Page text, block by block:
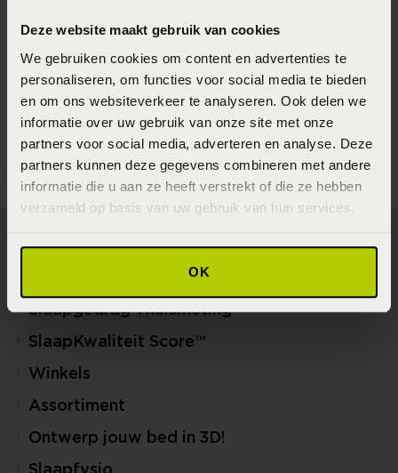
Deze website maakt gebruik van cookies
We gebruiken cookies om content en advertenties te
personaliseren, om functies voor social media te bieden
en om ons websiteverkeer te analyseren. Ook delen we
informatie over uw gebruik van onze site met onze
partners voor social media, adverteren en analyse. Deze
partners kunnen deze gegevens combineren met andere
informatie die u aan ze heeft verstrekt of die ze hebben
verzameld op basis van uw gebruik van hun services.
OK
Seizoen
202220
Materiaal
100% Polyester (Polyester)
Slaapgedrag Thuismeting
SlaapKwaliteit Score™
Winkels
Assortiment
Ontwerp jouw bed in 3D!